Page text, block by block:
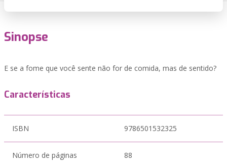
Sinopse
E se a fome que você sente não for de comida, mas de sentido?
Características
ISBN 9786501532325
Número de páginas 88